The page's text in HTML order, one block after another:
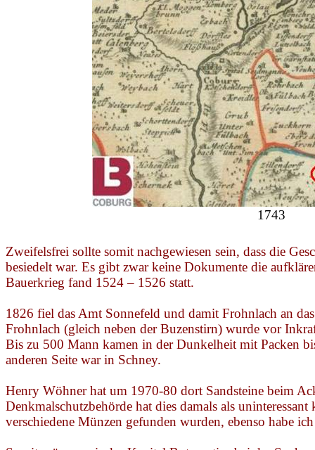
1743
Zweifelsfrei sollte somit nachgewiesen sein, dass die
besiedelt war. Es gibt zwar keine Dokumente die
Bauerkrieg fand 1524 – 1526 statt.
1826 fiel das Amt Sonnefeld und damit Frohnlach an
Frohnlach (gleich neben derBuzenstirn) wurde vor
Bis zu 500 Mann kamen in der Dunkelheit mit Packen
anderen Seite war in Schney.
Henry Wöhnerhat um 1970-80 dort Sandsteine beim
Denkmalschutzbehörde hat dies damals als
verschiedene Münzen gefunden wurden, ebenso habe